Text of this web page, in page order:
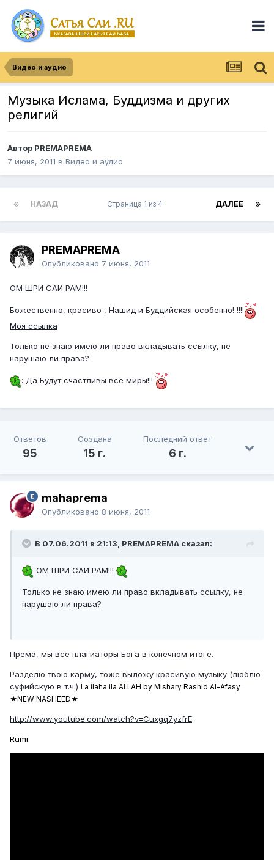
Видео и аудио
Музыка Ислама, Буддизма и других
религий
Автор PREMAPREMA
7 июня, 2011 в Видео и аудио
НАЗАД ДАЛЕЕ
Страница 1 из 4
PREMAPREMA
Опубликовано 7 июня, 2011
ОМ ШРИ САИ РАМ!!!
Божественно, красиво , Нашид и Буддийская особенно! !!!!
Моя ссылка
Только не знаю имею ли право вкладывать ссылку, не
нарушаю ли права?
: Да Будут счастливы все миры!!!
Ответов
95
Создана
15 г.
Последний ответ
6 г.
mahaprema
Опубликовано 8 июня, 2011
В 07.06.2011 в 21:13, PREMAPREMA сказал:
ОМ ШРИ САИ РАМ!!!
Только не знаю имею ли право вкладывать ссылку, не
нарушаю ли права?
Према, мы все плагиаторы Бога в конечном итоге.
Разделю твою карму, тоже выложу красивую музыку (люблю
суфийскую в т.ч.) La ilaha ila ALLAH by Mishary Rashid Al-Afasy
★NEW NASHEED★
http://www.youtube.com/watch?v=Cuxgq7yzfrE
Rumi